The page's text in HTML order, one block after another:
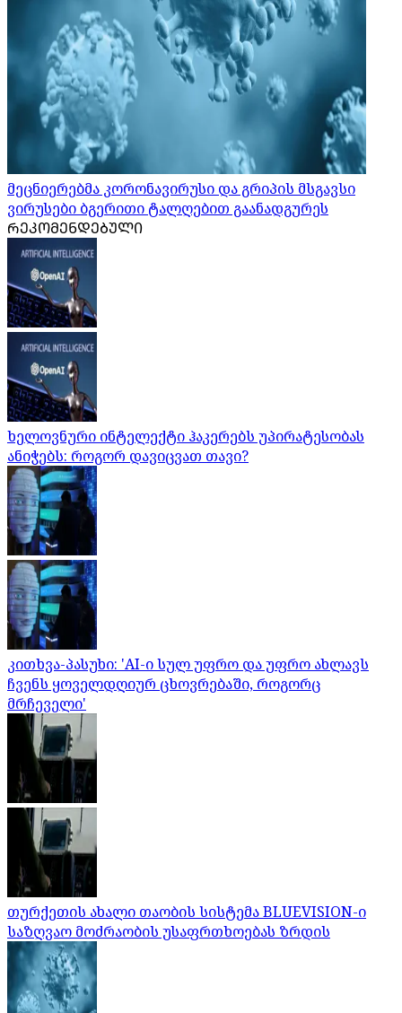
მეცნიერებმა კორონავირუსი და გრიპის მსგავსი
ვირუსები ბგერითი ტალღებით გაანადგურეს
ᲠᲔᲙᲝᲛᲔᲜᲓᲔᲑᲣᲚᲘ
ხელოვნური ინტელექტი ჰაკერებს უპირატესობას
ანიჭებს: როგორ დავიცვათ თავი?
კითხვა-პასუხი: 'AI-ი სულ უფრო და უფრო ახლავს
ჩვენს ყოველდღიურ ცხოვრებაში, როგორც
მრჩეველი'
თურქეთის ახალი თაობის სისტემა BLUEVISION-ი
საზღვაო მოძრაობის უსაფრთხოებას ზრდის